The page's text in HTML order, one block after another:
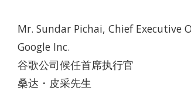
Mr. Sundar Pichai, Chief Executive
Google Inc.
谷歌公司候任首席执行官
桑达・皮采先生